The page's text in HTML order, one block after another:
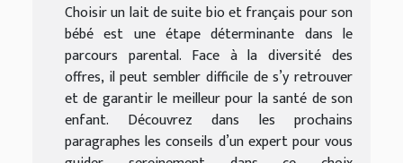
Choisir un lait de suite bio et français pour son
bébé est une étape déterminante dans le
parcours parental. Face à la diversité des
offres, il peut sembler difficile de s’y retrouver
et de garantir le meilleur pour la santé de son
enfant. Découvrez dans les prochains
paragraphes les conseils d’un expert pour vous